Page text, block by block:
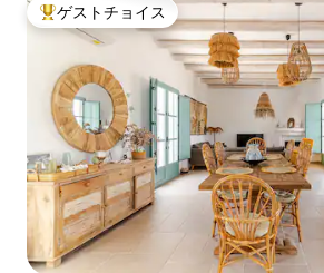
大好評のゲストチョイスです。
ゲストチョイス